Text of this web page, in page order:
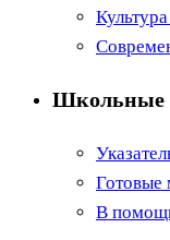
Школьные
Готовые
В